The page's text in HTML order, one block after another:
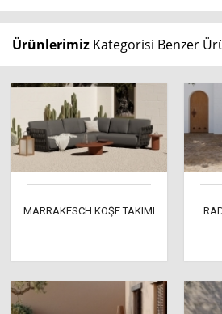
Ürünlerimiz Kategorisi Benzer
MARRAKESCH KÖŞE TAKIMI